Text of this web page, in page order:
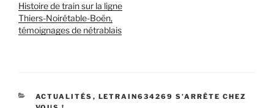
Histoire de train sur la ligne
Thiers-Noirétable-Boën,
témoignages de nétrablais
CATÉGORIES
ACTUALITÉS , LETRAIN634269 S’ARRÊTE CHEZ